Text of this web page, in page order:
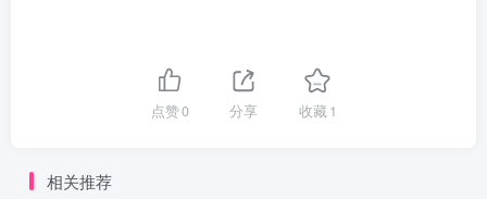
点赞0 分享 收藏1
相关推荐